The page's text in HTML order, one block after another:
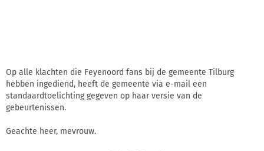
Op alle klachten die Feyenoord fans bij de gemeente Tilburg
hebben ingediend, heeft de gemeente via e-mail een
standaardtoelichting gegeven op haar versie van de
gebeurtenissen.
Geachte heer, mevrouw.